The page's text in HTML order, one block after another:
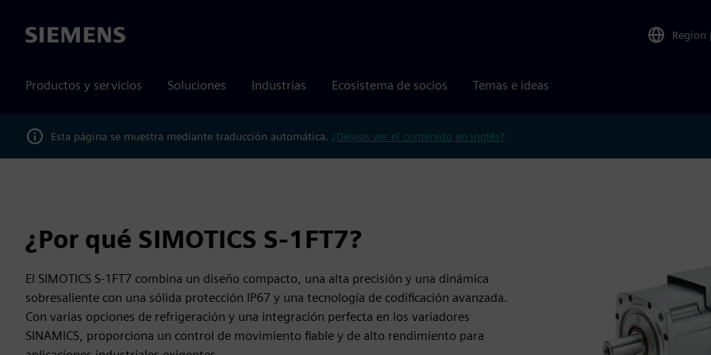
Siemens Region |
Productos y servicios Soluciones Industrias Ecosistema de socios Temas e ideas
Esta página se muestra mediante traducción automática. ¿Deseas ver el contenido en inglés?
¿Por qué SIMOTICS S-1FT7?
El SIMOTICS S-1FT7 combina un diseño compacto, una alta precisión y una dinámica
sobresaliente con una sólida protección IP67 y una tecnología de codificación avanzada.
Con varias opciones de refrigeración y una integración perfecta en los variadores
SINAMICS, proporciona un control de movimiento fiable y de alto rendimiento para